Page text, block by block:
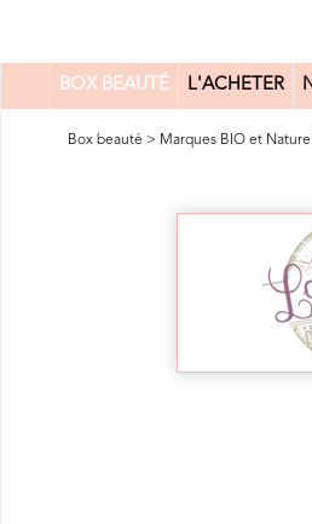
BOX BEAUTÉ L'ACHETER
0
Box beauté > Marques BIO et